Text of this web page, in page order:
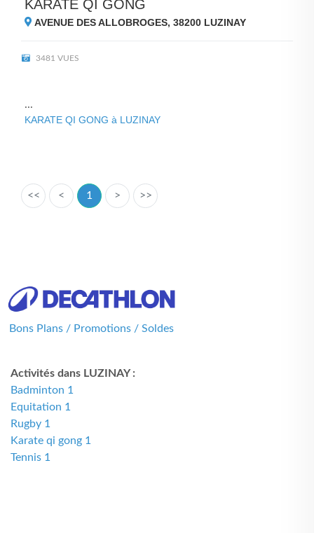
KARATE QI GONG
AVENUE DES ALLOBROGES, 38200 LUZINAY
3481 VUES
...
KARATE QI GONG à LUZINAY
<< < 1 > >>
Bons Plans / Promotions / Soldes
Activités dans LUZINAY :
Badminton 1
Equitation 1
Rugby 1
Karate qi gong 1
Tennis 1